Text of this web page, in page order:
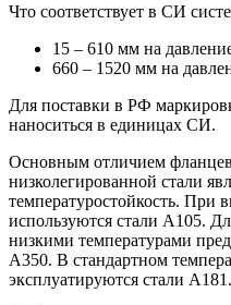
Что соответствует в СИ
15 – 610 мм на
660 – 1520 мм на
Для поставки в РФ
наноситься в единицах СИ.
Основным отличием
низколегированной стали
температуростойкость. При
используются стали А105.
низкими температурами
А350. В стандартном
эксплуатируются стали А181.